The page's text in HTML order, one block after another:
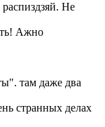
распиздзяй. Не
Ажно
там даже два
странных делах